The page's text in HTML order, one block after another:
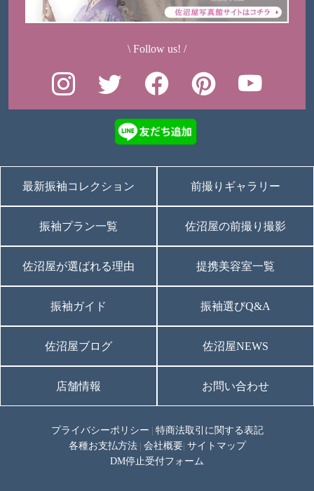
\ Follow us! /
最新振袖コレクション 前撮りギャラリー
振袖プラン一覧 佐沼屋の前撮り撮影
佐沼屋が選ばれる理由 提携美容室一覧
振袖ガイド 振袖選びQ&A
佐沼屋ブログ 佐沼屋NEWS
店舗情報 お問い合わせ
プライバシーポリシー | 特商法取引に関する表記
各種お支払方法| 会社概要| サイトマップ
DM停止受付フォーム